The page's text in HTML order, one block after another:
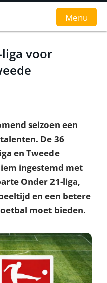
Menu
voor
seizoen een
De 36
en Tweede
ingestemd met
Onder 21-liga,
en een betere
moet bieden.